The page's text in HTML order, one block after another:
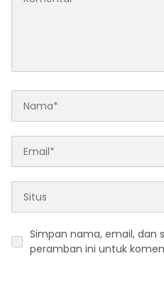
Simpan nama, email, dan
peramban ini untuk